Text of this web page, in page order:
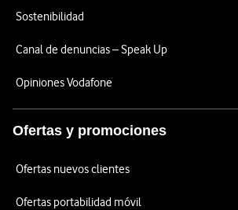
Sostenibilidad
Canal de denuncias – Speak Up
Opiniones Vodafone
Ofertas y promociones
Ofertas nuevos clientes
Ofertas portabilidad móvil